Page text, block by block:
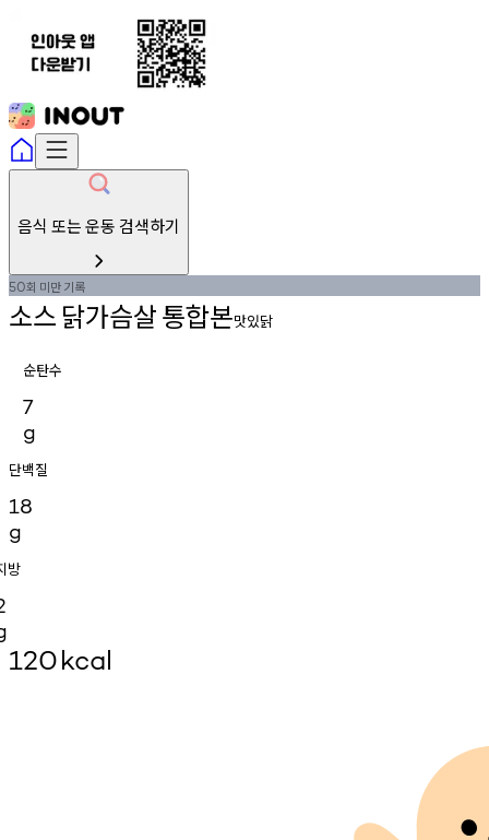
음식 또는 운동 검색하기
50회 미만기록
소스 닭가슴살통합본맛있닭
순탄수
7
g
단백질
18
g
방
120kcal